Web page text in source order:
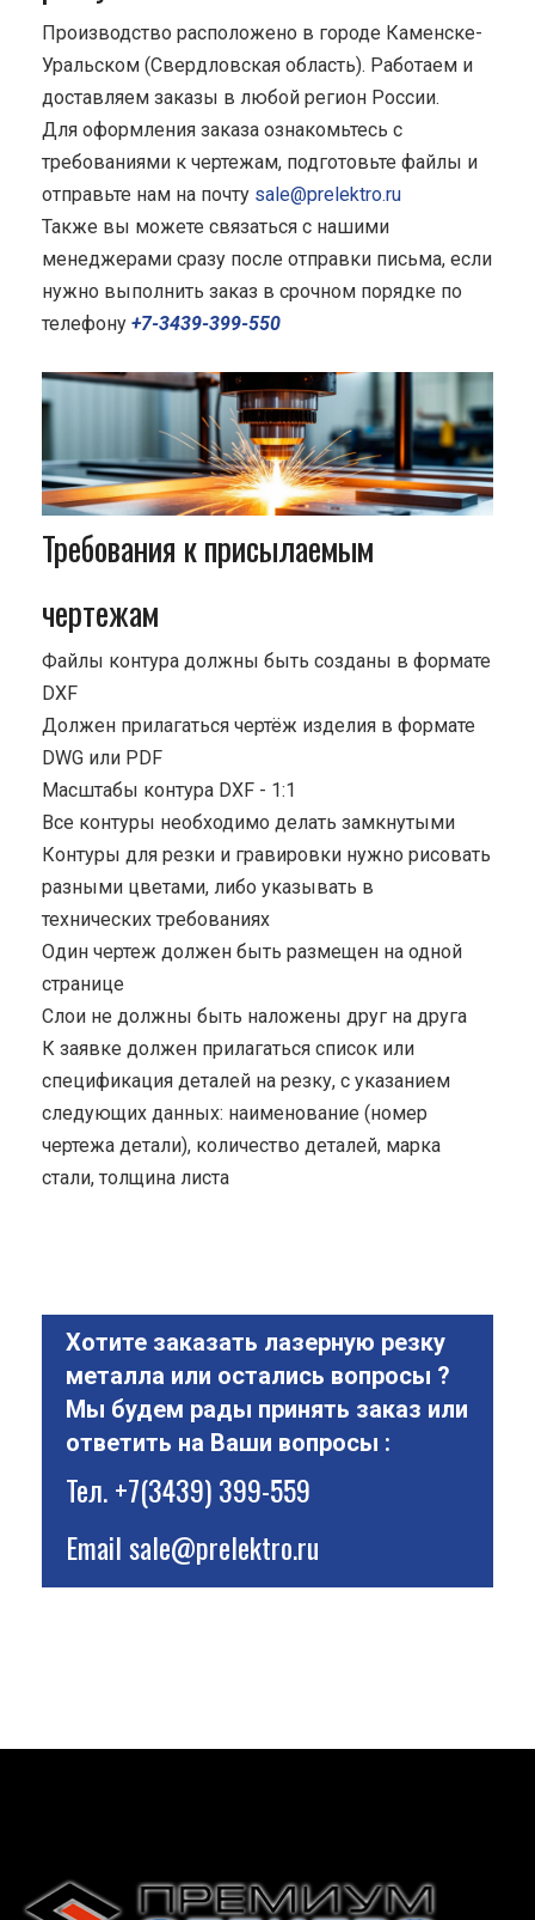
Производство расположено в городе Каменске-
Уральском (Свердловская область). Работаем и
доставляем заказы в любой регион России.
Для оформления заказа ознакомьтесь с
требованиями к чертежам, подготовьте файлы и
отправьте нам на почту sale@prelektro.ru
Также вы можете связаться с нашими
менеджерами сразу после отправки письма, если
нужно выполнить заказ в срочном порядке по
телефону +7-3439-399-550
Требования к присылаемым
чертежам
Файлы контура должны быть созданы в формате
DXF
Должен прилагаться чертёж изделия в формате
DWG или PDF
Масштабы контура DXF - 1:1
Все контуры необходимо делать замкнутыми
Контуры для резки и гравировки нужно рисовать
разными цветами, либо указывать в
технических требованиях
Один чертеж должен быть размещен на одной
странице
Cлои не должны быть наложены друг на друга
К заявке должен прилагаться список или
спецификация деталей на резку, с указанием
следующих данных: наименование (номер
чертежа детали), количество деталей, марка
стали, толщина листа
Хотите заказать лазерную резку
металла или остались вопросы ?
Мы будем рады принять заказ или
ответить на Ваши вопросы :
Тел.+7(3439) 399-559
Emailsale@prelektro.ru